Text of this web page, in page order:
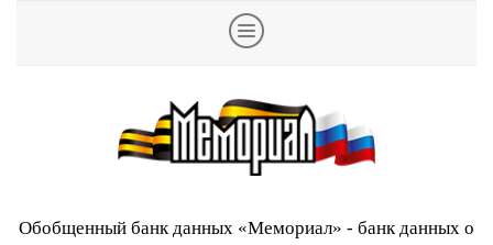
Обобщенный банк данных «Мемориал» - банк данных о